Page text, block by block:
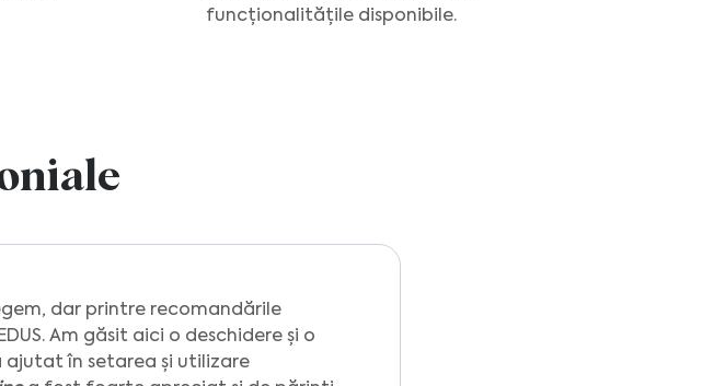
funcționalitățile disponibile.
dar printre recomandările
Am găsit aici o deschidere și o
în setarea și utilizare